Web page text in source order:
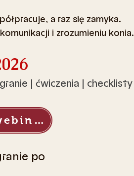
a raz się zamyka.
i zrozumieniu konia.
| ćwiczenia | checklisty
kup dostęp do webinaru
po